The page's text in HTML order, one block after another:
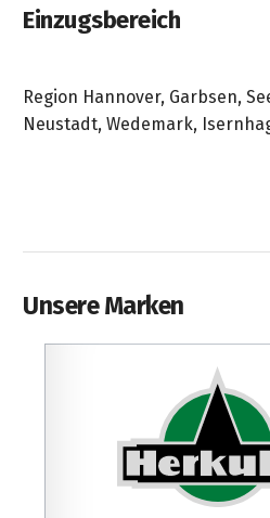
Einzugsbereich
Region Hannover, Garbsen,
Neustadt, Wedemark,
Unsere Marken